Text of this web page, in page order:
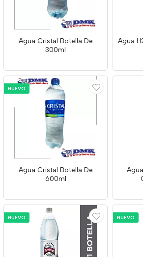
Agua Cristal Botella De
300ml
Agua
NUEVO
Agua Cristal Botella De
600ml
NUEVO NUEVO